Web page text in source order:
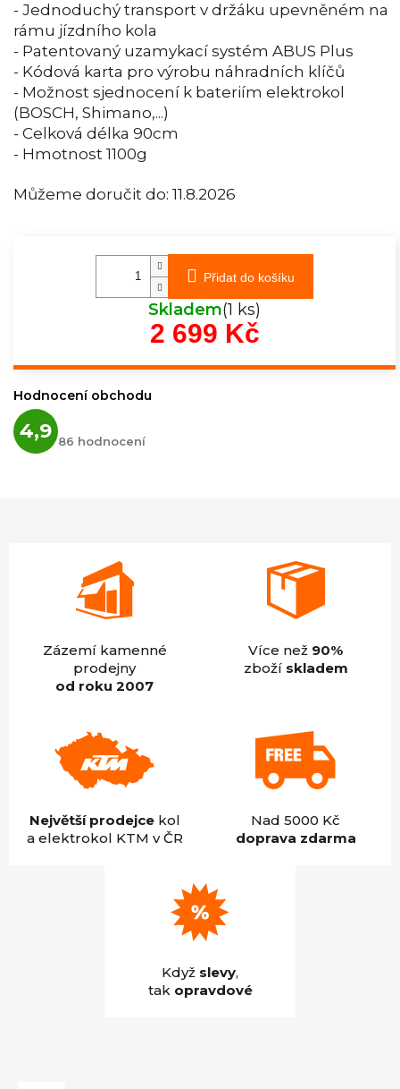
Můžeme doručit do: 11.8.2026
- Jednoduchý transport v držáku upevněném na
rámu jízdního kola
- Patentovaný uzamykací systém ABUS Plus
- Kódová karta pro výrobu náhradních klíčů
- Možnost sjednocení k bateriím elektrokol
(BOSCH, Shimano,...)
- Celková délka 90cm
- Hmotnost 1100g
Přidat do košíku
Skladem(1 ks)
2 699 KčMěrná
Hodnocení obchodu
4,9 hodnocení
obchodu
86 hodnocení
Zázemí kamenné
prodejny
od roku 2007
Více než 90%
zboží skladem
Největší prodejcekol
a elektrokol KTM v ČR
Nad 5000 Kč
doprava zdarma
Když slevy,
tak opravdové